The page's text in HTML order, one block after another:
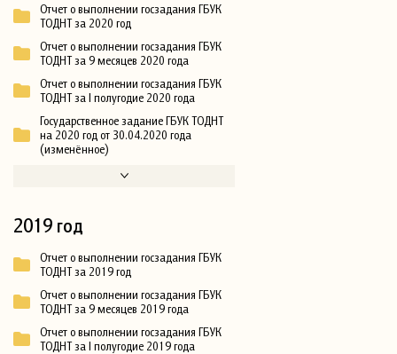
Отчет о выполнении госзадания ГБУК
ТОДНТ за 2020 год
Отчет о выполнении госзадания ГБУК
ТОДНТ за 9 месяцев 2020 года
Отчет о выполнении госзадания ГБУК
ТОДНТ за I полугодие 2020 года
Государственное задание ГБУК ТОДНТ
на 2020 год от 30.04.2020 года
(изменённое)
2019 год
Отчет о выполнении госзадания ГБУК
ТОДНТ за 2019 год
Отчет о выполнении госзадания ГБУК
ТОДНТ за 9 месяцев 2019 года
Отчет о выполнении госзадания ГБУК
ТОДНТ за I полугодие 2019 года